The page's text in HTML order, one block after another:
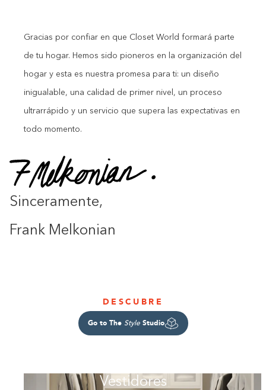
Gracias por confiar en que Closet World formará parte
de tu hogar. Hemos sido pioneros en la organización del
hogar y esta es nuestra promesa para ti: un diseño
inigualable, una calidad de primer nivel, un proceso
ultrarrápido y un servicio que supera las expectativas en
todo momento.
Sinceramente,
Frank Melkonian
DESCUBRE
Go to The StyleStudio
Vestidores